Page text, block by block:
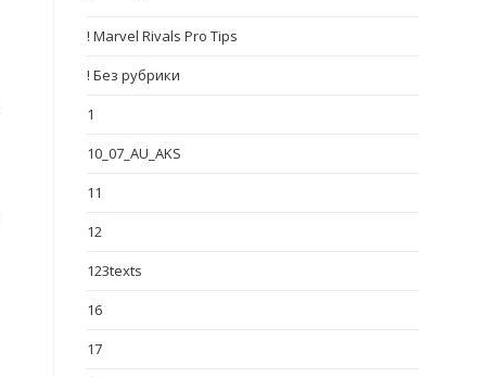
! Marvel Rivals Pro Tips
! Без рубрики
1
10_07_AU_AKS
11
12
123texts
16
17